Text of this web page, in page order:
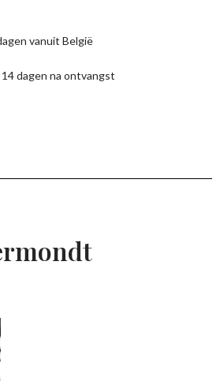
vanuit België
dagen na ontvangst